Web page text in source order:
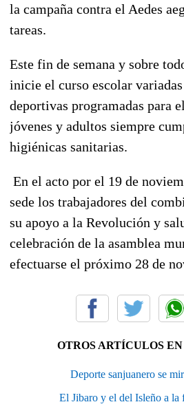
la campaña contra el Aedes
tareas.
Este fin de semana y sobre
inicie el curso escolar
deportivas programadas para
jóvenes y adultos siempre
higiénicas sanitarias.
En el acto por el 19 de
sede los trabajadores del
su apoyo a la Revolución y
celebración de la asamblea
efectuarse el próximo 28 de
OTROS ARTÍCULOS
Deporte sanjuanero se
El Jibaro y el del Isleño a la